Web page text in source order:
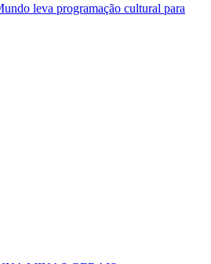
leva programação cultural para